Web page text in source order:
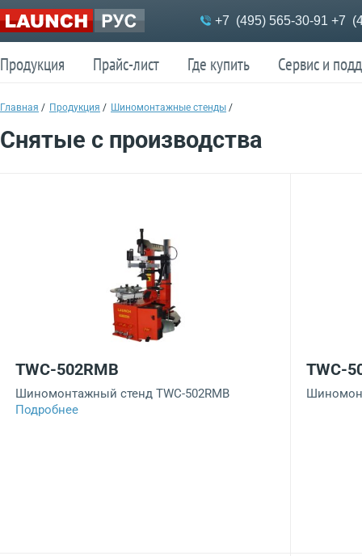
Меню
Продукция Прайс-лист Где купить Сервис и
+7 (495) 565-30-91 +7
Продукция Прайс-лист Где купить Сервис и
Главная / Продукция / Шиномонтажные стенды /
Снятые с производства
TWC-502RMB
Шиномонтажный стенд TWC-502RMB
Подробнее
TWC-